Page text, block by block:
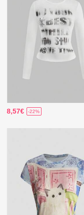
8,57€ -22%